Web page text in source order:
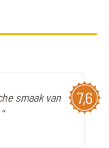
7,6
smaak van